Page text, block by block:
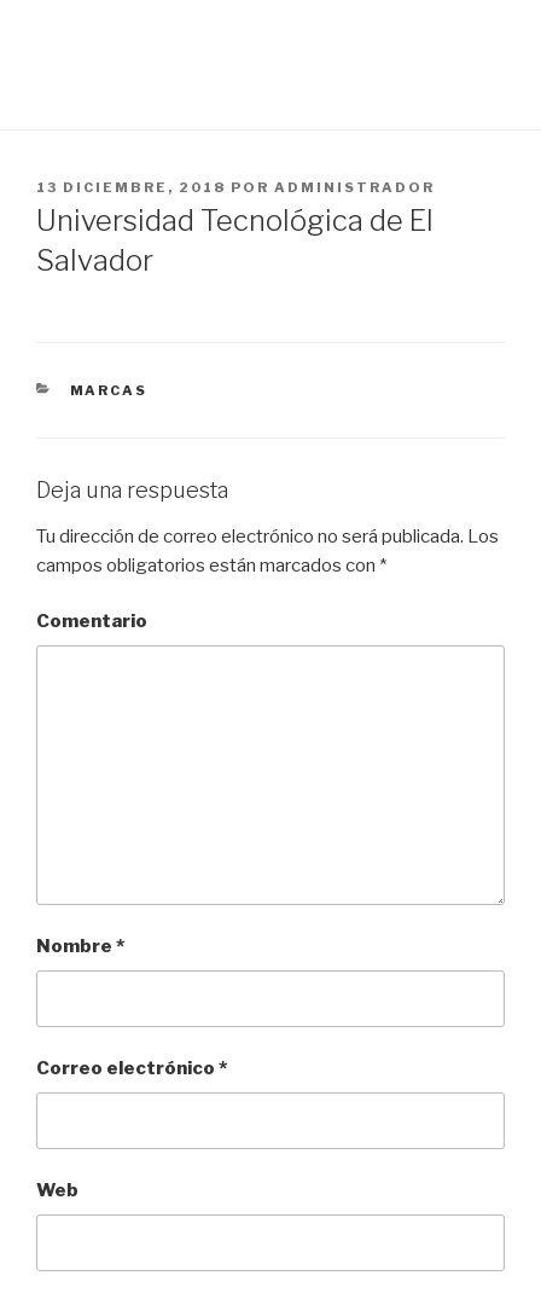
PUBLICADO
EN
13 DICIEMBRE, 2018 POR ADMINISTRADOR
Universidad Tecnológica de El
Salvador
CATEGORÍAS
MARCAS
Deja una respuesta
Tu dirección de correo electrónico no será publicada. Los
campos obligatorios están marcados con *
Comentario
Nombre *
Correo electrónico *
Web